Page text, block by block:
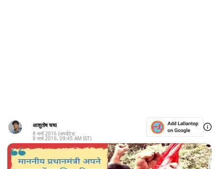
आशुतोष चचा
8 मार्च 2016 (अपडेटेड:
8 मार्च 2016, 09:45 AM IST)